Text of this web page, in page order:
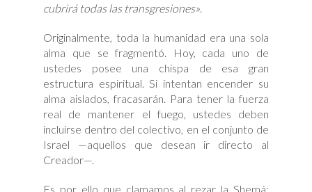
cubrirá todas las transgresiones».
Originalmente, toda la humanidad era una sola
alma que se fragmentó. Hoy, cada uno de
ustedes posee una chispa de esa gran
estructura espiritual. Si intentan encender su
alma aislados, fracasarán. Para tener la fuerza
real de mantener el fuego, ustedes deben
incluirse dentro del colectivo, en el conjunto de
Israel —aquellos que desean ir directo al
Creador—.
Es por ello que clamamos al rezar la Shemá: